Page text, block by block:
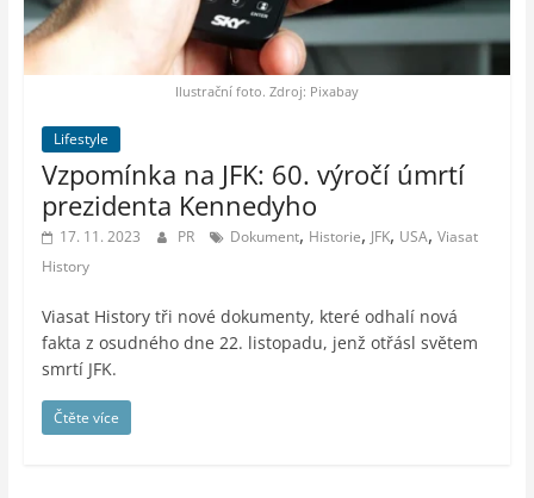
moto,
vesmír
Ilustrační foto. Zdroj: Pixabay
Lifestyle
Vzpomínka na JFK: 60. výročí úmrtí
prezidenta Kennedyho
17. 11. 2023 PR Dokument, Historie, JFK, USA, Viasat
History
Viasat History tři nové dokumenty, které odhalí nová
fakta z osudného dne 22. listopadu, jenž otřásl světem
smrtí JFK.
Čtěte více